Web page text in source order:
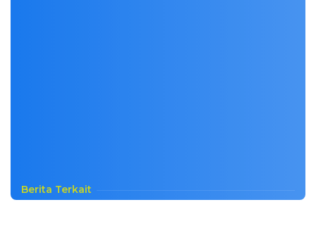
Berita Terkait